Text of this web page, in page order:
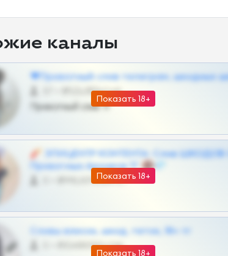
каналы
Показать 18+
❤Приватный слив телеграм, шкодных
@SZu3ll3sCatt_bot
Приватный слив тг
Показать 18+
🧨 ЭПИЦЕНТР КОНТЕНТА: Слив ШКОДОВ
Приватных Архивов ТГ 🔞💎
@MILKPRIVATES39BOT
Показать 18+
Сливы вписок, шкод, теток, 18+ тг
@DARK15FLOWSBOT